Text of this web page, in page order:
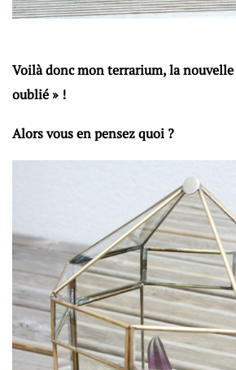
Voilà donc mon terrarium, la
oublié » !
Alors vous en pensez quoi ?